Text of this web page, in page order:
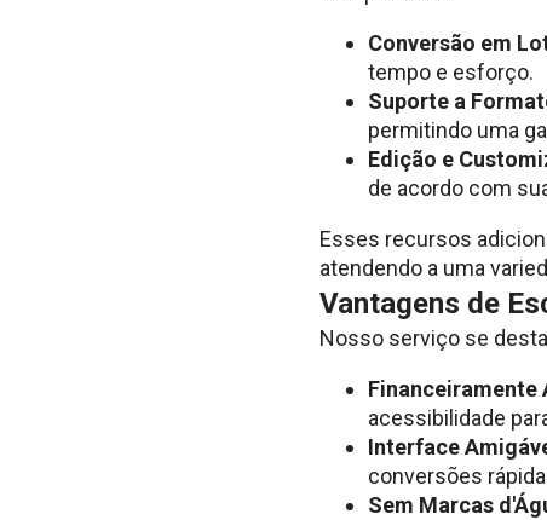
Conversão em
tempo e esforço.
Suporte a
permitindo uma
Edição e
de acordo com
Esses recursos
atendendo a uma
Vantagens de
Nosso serviço se
Financeiramente
acessibilidade
Interface
conversões
Sem Marcas